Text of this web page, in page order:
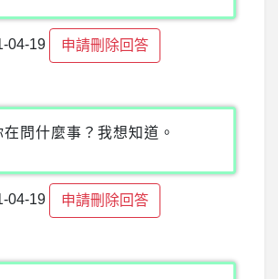
04-19 申請刪除回答
問什麼事？我想知道。
04-19 申請刪除回答